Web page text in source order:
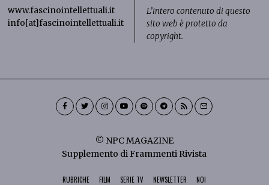
www.fascinointellettuali.it
info[at]fascinointellettuali.it
L’intero contenuto di questo
sito web è protetto da
copyright.
© NPC MAGAZINE
Supplemento di Frammenti Rivista
RUBRICHE FILM SERIE TV NEWSLETTER NOI